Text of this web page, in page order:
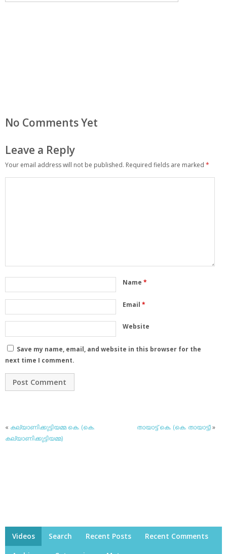
No Comments Yet
Leave a Reply
Your email address will not be published. Required fields are marked *
Name *
Email *
Website
Save my name, email, and website in this browser for the
next time I comment.
« കല്യാണിക്കുട്ടിയമ്മ കെ. (കെ.
കല്യാണിക്കുട്ടിയമ്മ)
തായാട്ട് കെ. (കെ. തായാട്ട്)»
Videos Search Recent Posts Recent Comments